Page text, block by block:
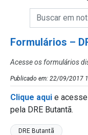
Campo
Campo de
Formulários –
Acesse os formulários
Publicado em: 22/09/2017
Clique aqui e
pela DRE Butantã.
DRE Butantã